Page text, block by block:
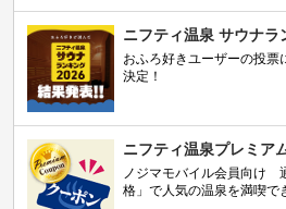
ニフティ温泉 サウナラ
おふろ好きユーザーの投
決定！
ニフティ温泉プレミア
ノジマモバイル会員向け
格」で人気の温泉を満喫で